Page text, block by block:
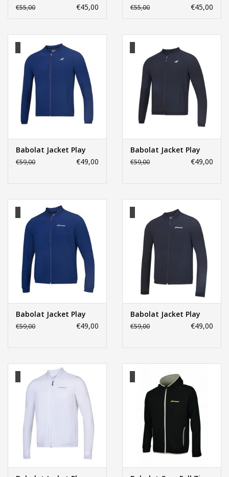
€55,00 €45,00 €55,00 €45,00
Babolat Jacket Play
€59,00 €49,00
Babolat Jacket Play
€59,00 €49,00
Babolat Jacket Play
€59,00 €49,00
Babolat Jacket Play
€59,00 €49,00